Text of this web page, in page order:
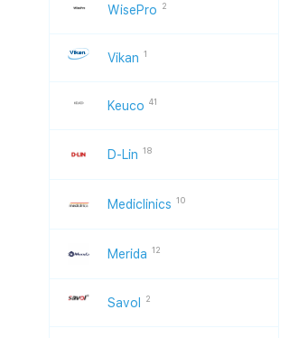
WisePro 2
Vikan 1
Keuco 41
D-Lin 18
Mediclinics 10
Merida 12
Savol 2